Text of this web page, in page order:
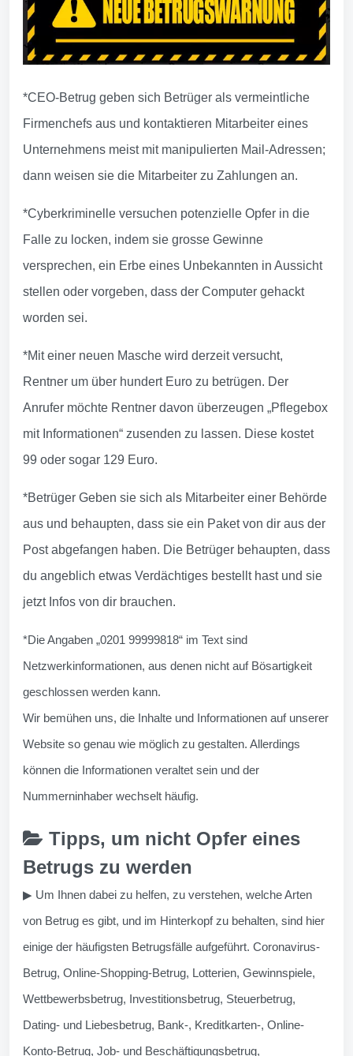
*CEO-Betrug geben sich Betrüger als vermeintliche
Firmenchefs aus und kontaktieren Mitarbeiter eines
Unternehmens meist mit manipulierten Mail-Adressen;
dann weisen sie die Mitarbeiter zu Zahlungen an.
*Cyberkriminelle versuchen potenzielle Opfer in die
Falle zu locken, indem sie grosse Gewinne
versprechen, ein Erbe eines Unbekannten in Aussicht
stellen oder vorgeben, dass der Computer gehackt
worden sei.
*Mit einer neuen Masche wird derzeit versucht,
Rentner um über hundert Euro zu betrügen. Der
Anrufer möchte Rentner davon überzeugen „Pflegebox
mit Informationen“ zusenden zu lassen. Diese kostet
99 oder sogar 129 Euro.
*Betrüger Geben sie sich als Mitarbeiter einer Behörde
aus und behaupten, dass sie ein Paket von dir aus der
Post abgefangen haben. Die Betrüger behaupten, dass
du angeblich etwas Verdächtiges bestellt hast und sie
jetzt Infos von dir brauchen.
*Die Angaben „0201 99999818“ im Text sind
Netzwerkinformationen, aus denen nicht auf Bösartigkeit
geschlossen werden kann.
Wir bemühen uns, die Inhalte und Informationen auf unserer
Website so genau wie möglich zu gestalten. Allerdings
können die Informationen veraltet sein und der
Nummerninhaber wechselt häufig.
Tipps, um nicht Opfer eines
Betrugs zu werden
▶ Um Ihnen dabei zu helfen, zu verstehen, welche Arten
von Betrug es gibt, und im Hinterkopf zu behalten, sind hier
einige der häufigsten Betrugsfälle aufgeführt. Coronavirus-
Betrug, Online-Shopping-Betrug, Lotterien, Gewinnspiele,
Wettbewerbsbetrug, Investitionsbetrug, Steuerbetrug,
Dating- und Liebesbetrug, Bank-, Kreditkarten-, Online-
Konto-Betrug, Job- und Beschäftigungsbetrug,